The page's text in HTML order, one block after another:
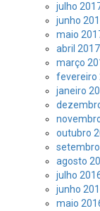
julho
junho
maio
abril 2017
março
fevereiro
janeiro
outubro
agosto
julho
junho
maio